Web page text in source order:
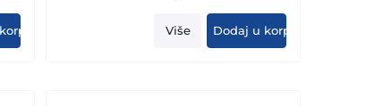
Više Dodaj u korpu